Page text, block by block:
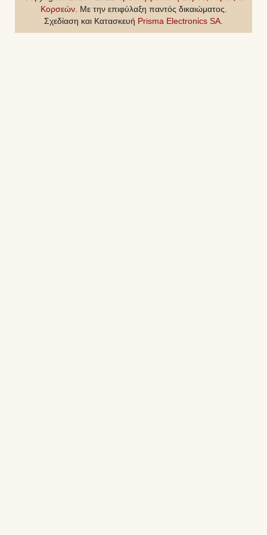
Κορσεών. Με την επιφύλαξη παντός δικαιώματος.
Σχεδίαση και Κατασκευή Prisma Electronics SA.